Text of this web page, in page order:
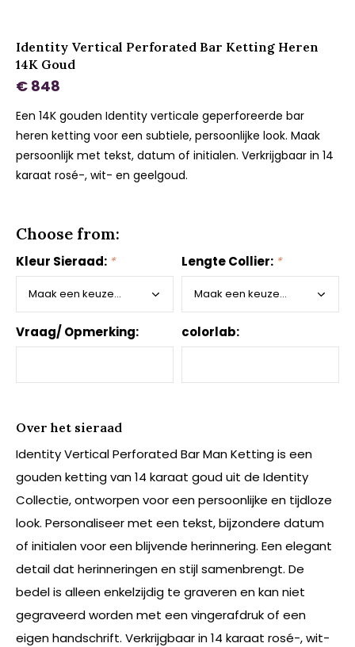
Identity Vertical Perforated Bar Ketting Heren
14K Goud
€ 848
Een 14K gouden Identity verticale geperforeerde bar
heren ketting voor een subtiele, persoonlijke look. Maak
persoonlijk met tekst, datum of initialen. Verkrijgbaar in 14
karaat rosé-, wit- en geelgoud.
Choose from:
Kleur Sieraad: * Lengte Collier: *
Vraag/ Opmerking: colorlab:
Over het sieraad
Identity Vertical Perforated Bar Man Ketting is een
gouden ketting van 14 karaat goud uit de Identity
Collectie, ontworpen voor een persoonlijke en tijdloze
look. Personaliseer met een tekst, bijzondere datum
of initialen voor een blijvende herinnering. Een elegant
detail dat herinneringen en stijl samenbrengt. De
bedel is alleen enkelzijdig te graveren en kan niet
gegraveerd worden met een vingerafdruk of een
eigen handschrift. Verkrijgbaar in 14 karaat rosé-, wit-